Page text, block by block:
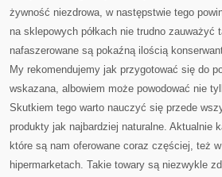
żywność niezdrowa, w następstwie tego
na sklepowych półkach nie trudno
nafaszerowane są pokaźną ilością
My rekomendujemy jak przygotować się do
wskazana, albowiem może powodować nie
Skutkiem tego warto nauczyć się przede
produkty jak najbardziej naturalne. Aktualnie
które są nam oferowane coraz częściej, też
hipermarketach. Takie towary są niezwykle